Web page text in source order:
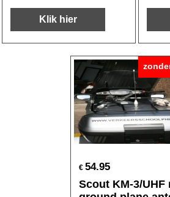
Klik hier
€ 54.95
Scout KM-3/UHF